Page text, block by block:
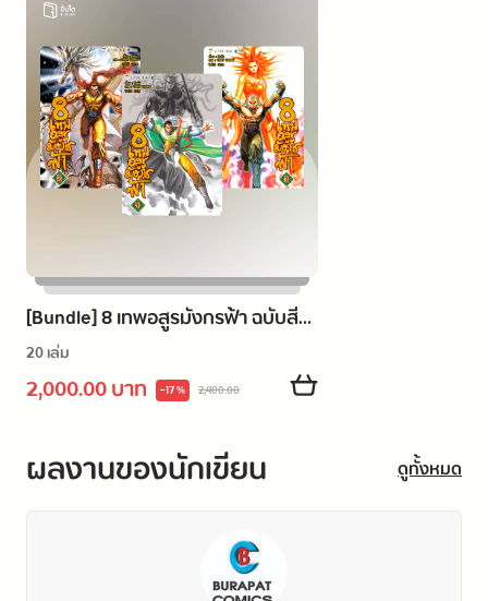
[Bundle] 8 เทพอสูรมังกรฟ้า ฉบับสี
เล่ม 1-20
20 เล่ม
2,000.00 บาท -17 % 2,400.00
ผลงานของนักเขียน ดูทั้งหมด